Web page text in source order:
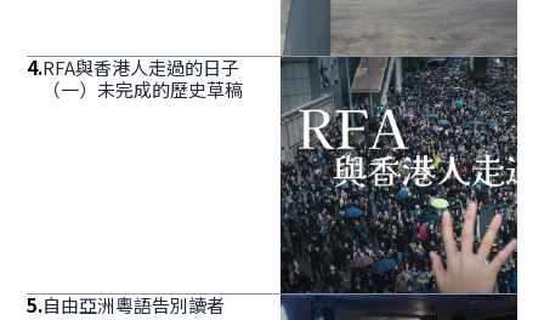
4.RFA與香港人走過的日子
（一）未完成的歷史草稿
5.自由亞洲粵語告別讀者